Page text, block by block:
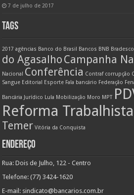
7 de julho de 2017
TAGS
2017 agências Banco do Brasil Bancos BNB Bradesco
do Agasalho Campanha
Nacional
Conferência Contraf corrupção
Sangue Editorial Esporte Fala bancário Federação
Bancária Jurídico Lula Mobilização Moro MPT
Reforma Trabalhista
Temer Vitória da Conquista
ENDEREÇO
Rua: Dois de Julho, 122 - Centro
Telefone: (77) 3424-1620
E-mail: sindicato@bancarios.com.br